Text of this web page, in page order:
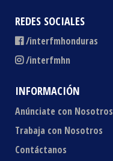
REDES SOCIALES
/interfmhonduras
/interfmhn
INFORMACIÓN
Anúnciate con Nosotros
Trabaja con Nosotros
Contáctanos